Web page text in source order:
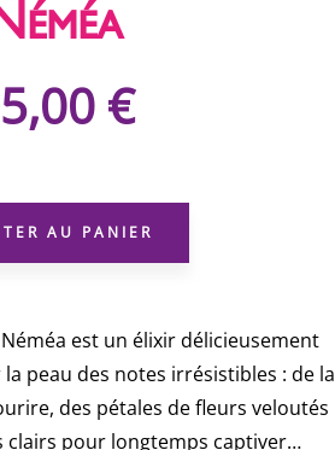
€
DE
NÉMÉA
AU PANIER
est un élixir délicieusement
peau des notes irrésistibles : de la
des pétales de fleurs veloutés
clairs pour longtemps captiver…